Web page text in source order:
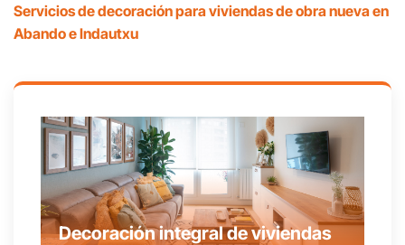
Servicios de decoración para viviendas de obra nueva en
Abando e Indautxu
Decoración integral de viviendas